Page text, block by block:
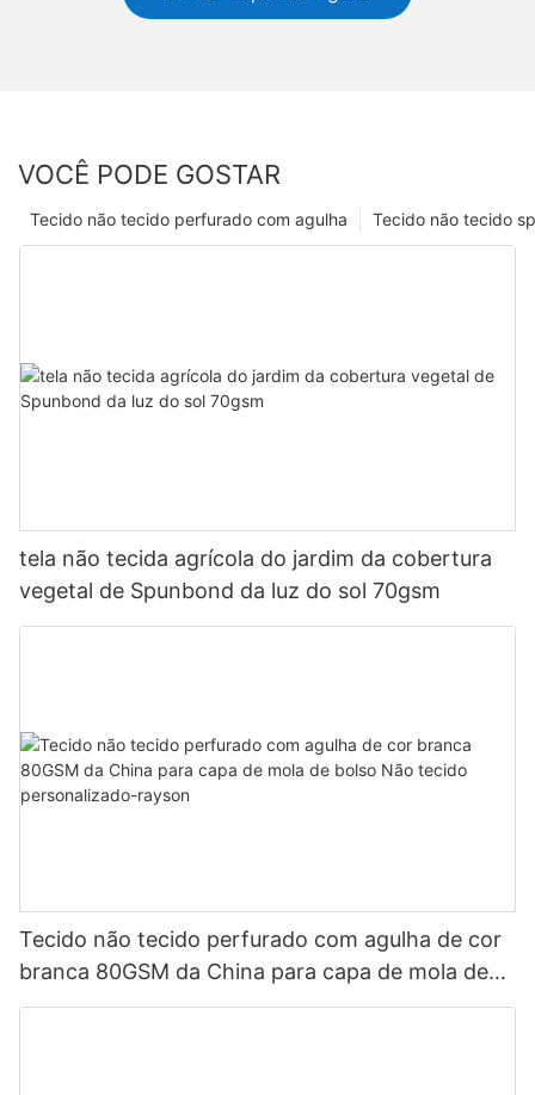
VOCÊ PODE GOSTAR
Tecido não tecido
Tecido não tecido perfurado com agulha
tela não tecida agrícola do jardim da cobertura
vegetal de Spunbond da luz do sol 70gsm
Tecido não tecido perfurado com agulha de cor
branca 80GSM da China para capa de mola de
bolso Não tecido personalizado-rayson